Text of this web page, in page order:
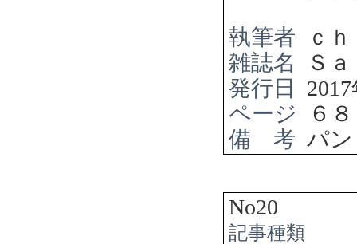
執筆者
ｃ
雑誌名
Ｓ
発行日
2017
ページ
６
備 考 パ
No20
記事種類